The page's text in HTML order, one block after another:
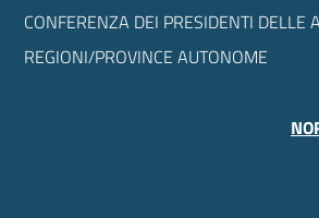
CONFERENZA DEI PRESIDENTI DELLE
REGIONI/PROVINCE AUTONOME